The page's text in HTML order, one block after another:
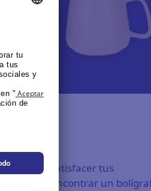
para satisfacer tus
encontrar un